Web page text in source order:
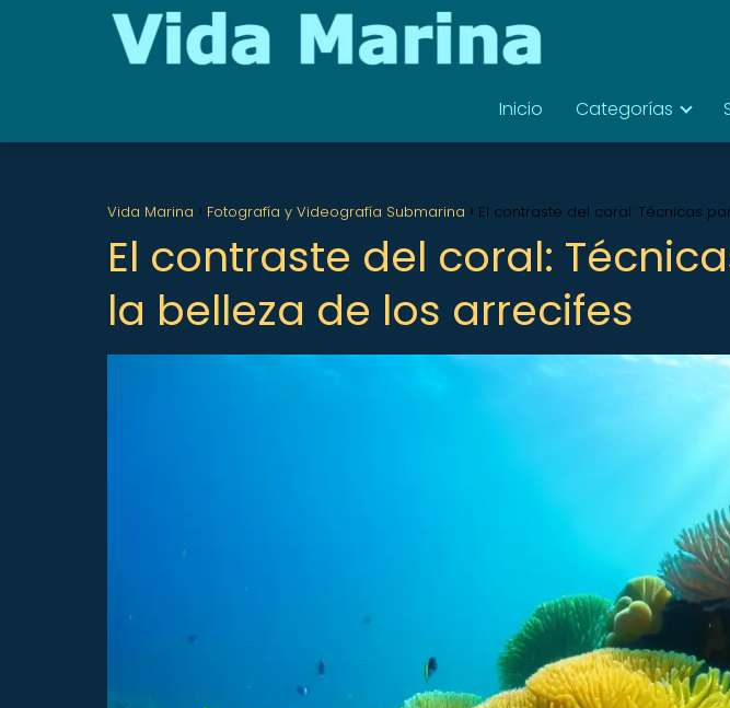
Inicio Categorías
Vida Marina Fotografía y Videografía Submarina El contraste del coral: Técnicas
El contraste del coral:
la belleza de los arrecifes